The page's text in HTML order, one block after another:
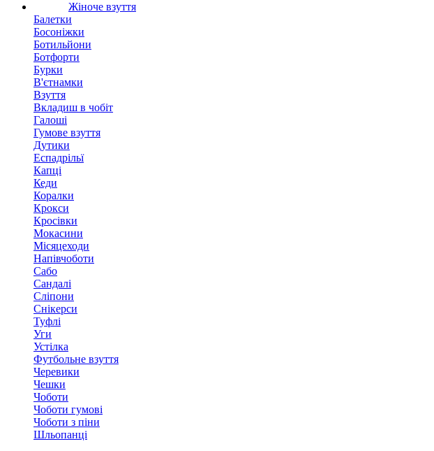
Жіноче взуття
Балетки
Босоніжки
Ботильйони
Ботфорти
Бурки
В'єтнамки
Взуття
Вкладиш в чобіт
Галоші
Гумове взуття
Дутики
Еспадрільї
Капці
Кеди
Коралки
Крокси
Кросівки
Мокасини
Місяцеходи
Напівчоботи
Сабо
Сандалі
Сліпони
Снікерси
Туфлі
Уги
Устілка
Футбольне взуття
Черевики
Чешки
Чоботи
Чоботи гумові
Чоботи з піни
Шльопанці